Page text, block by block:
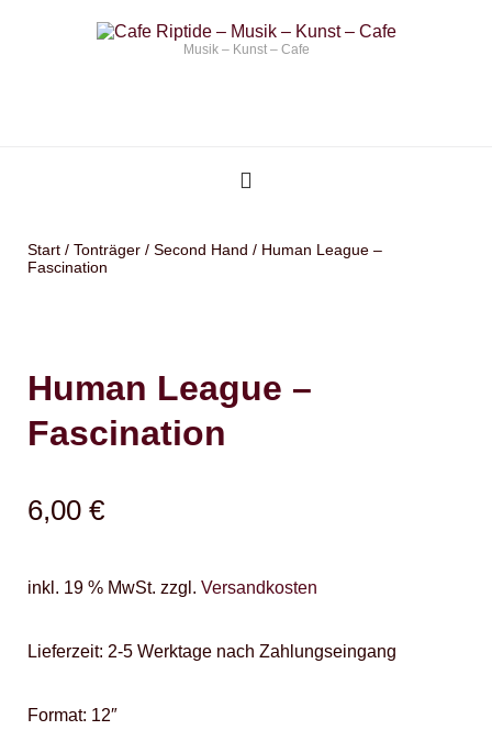
Musik – Kunst – Cafe
Start / Tonträger / Second Hand / Human League –
Fascination
Human League –
Fascination
6,00 €
inkl. 19 % MwSt. zzgl. Versandkosten
Lieferzeit: 2-5 Werktage nach Zahlungseingang
Format: 12″